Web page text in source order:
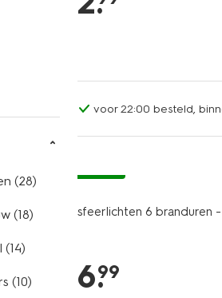
(28)
(18)
(14)
(10)
voor 22:00 besteld,
sfeerlichten 6 branduren -
6.
99